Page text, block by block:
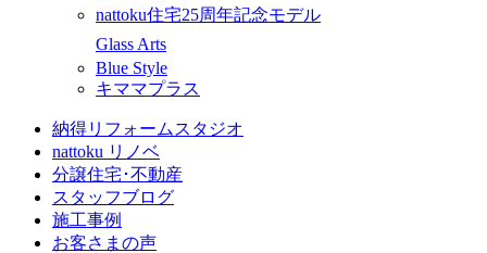
nattoku住宅25周年記念モデル
Glass Arts
Blue Style
キママプラス
納得リフォームスタジオ
nattoku リノベ
分譲住宅･不動産
スタッフブログ
施工事例
お客さまの声